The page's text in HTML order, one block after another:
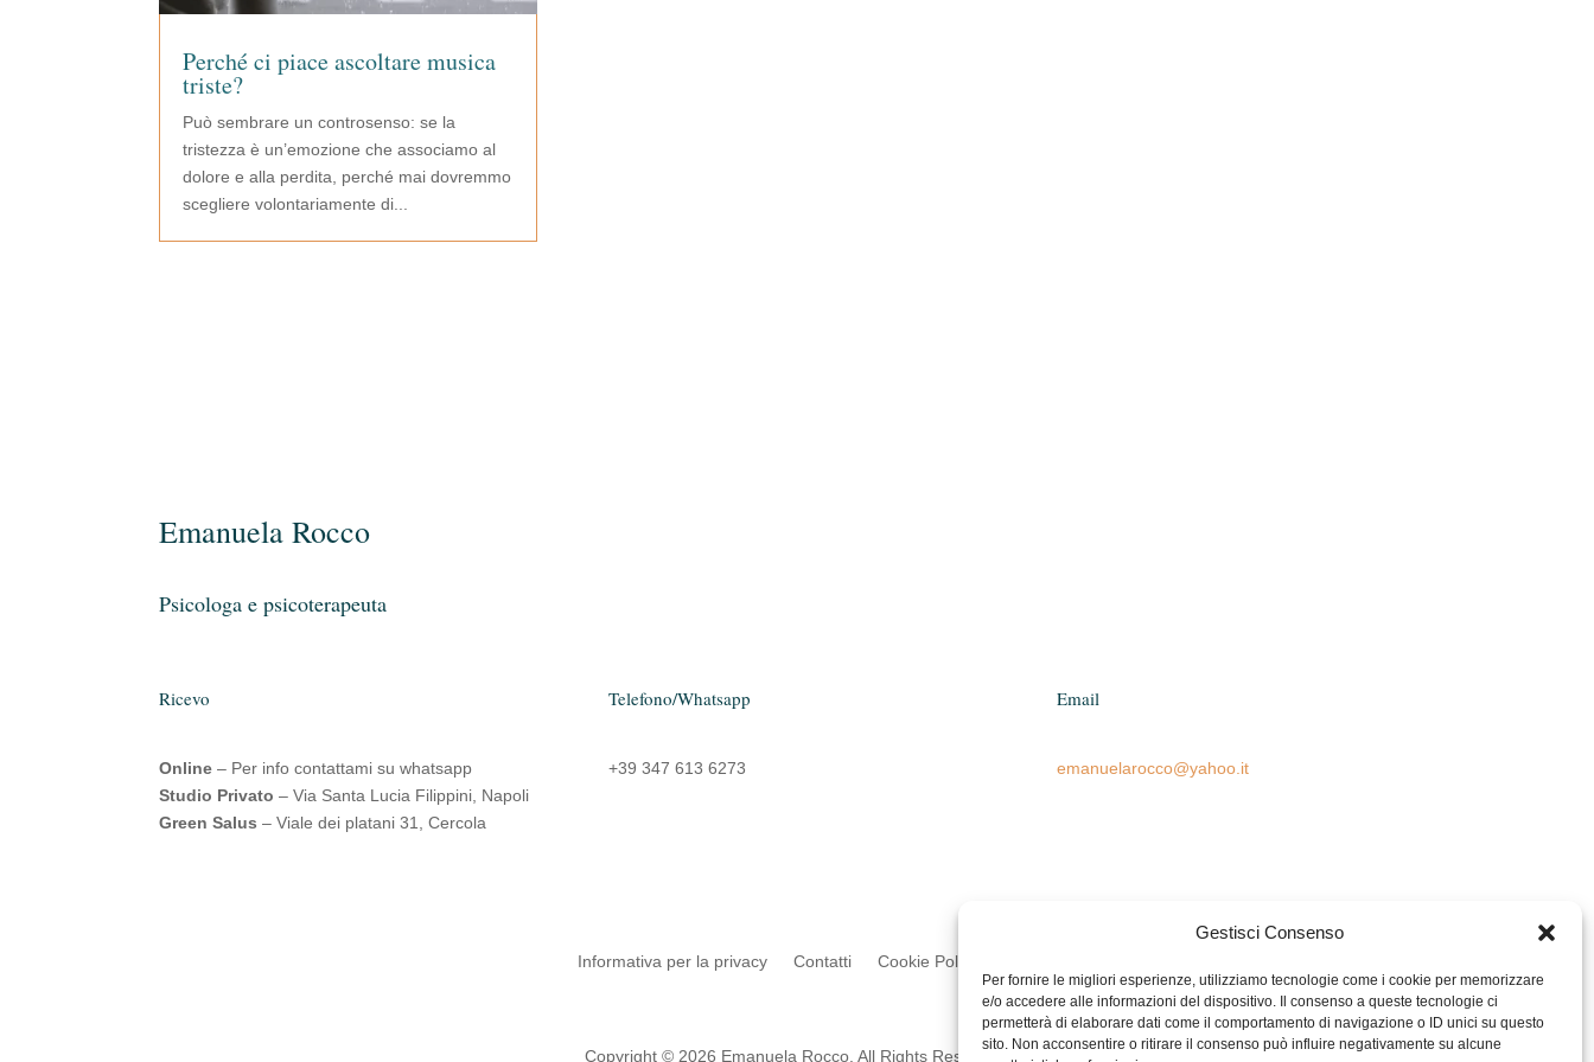
Gestisci Consenso
Per fornire le migliori esperienze, utilizziamo tecnologie come i cookie per memorizzare
e/o accedere alle informazioni del dispositivo. Il consenso a queste tecnologie ci
permetterà di elaborare dati come il comportamento di navigazione o ID unici su questo
sito. Non acconsentire o ritirare il consenso può influire negativamente su alcune
Perché ci piace ascoltare musica
triste?
Può sembrare un controsenso: se la
tristezza è un’emozione che associamo al
dolore e alla perdita, perché mai dovremmo
scegliere volontariamente di...
Emanuela Rocco
Psicologa e psicoterapeuta
Ricevo
Online – Per info contattami su whatsapp
Studio Privato – Via Santa Lucia Filippini, Napoli
Green Salus – Viale dei platani 31, Cercola
Telefono/Whatsapp
+39 347 613 6273
Email
emanuelarocco@yahoo.it
Informativa per la privacy Contatti Cookie Policy (UE)
Copyright © 2026 Emanuela Rocco. All Rights Reserved.